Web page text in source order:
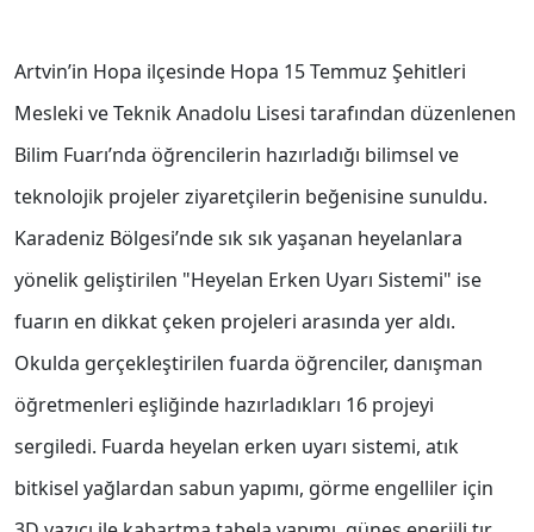
Artvin’in Hopa ilçesinde Hopa 15 Temmuz Şehitleri
Mesleki ve Teknik Anadolu Lisesi tarafından düzenlenen
Bilim Fuarı’nda öğrencilerin hazırladığı bilimsel ve
teknolojik projeler ziyaretçilerin beğenisine sunuldu.
Karadeniz Bölgesi’nde sık sık yaşanan heyelanlara
yönelik geliştirilen "Heyelan Erken Uyarı Sistemi" ise
fuarın en dikkat çeken projeleri arasında yer aldı.
Okulda gerçekleştirilen fuarda öğrenciler, danışman
öğretmenleri eşliğinde hazırladıkları 16 projeyi
sergiledi. Fuarda heyelan erken uyarı sistemi, atık
bitkisel yağlardan sabun yapımı, görme engelliler için